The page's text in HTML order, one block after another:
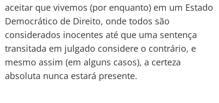
aceitar que vivemos (por enquanto) em um Estado
Democrático de Direito, onde todos são
considerados inocentes até que uma sentença
transitada em julgado considere o contrário, e
mesmo assim (em alguns casos), a certeza
absoluta nunca estará presente.